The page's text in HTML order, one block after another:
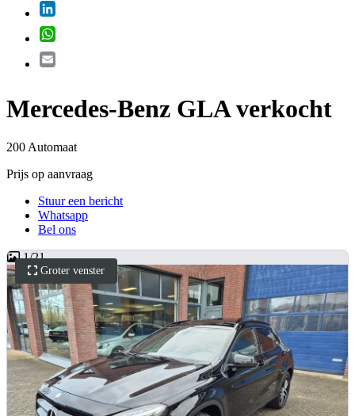
Mercedes-Benz GLA verkocht
200 Automaat
Prijs op aanvraag
Stuur een bericht
Whatsapp
Bel ons
Groter venster
1/21